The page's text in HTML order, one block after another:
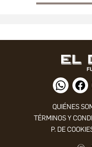
QUIÉNES
TÉRMINOS Y
P. DE